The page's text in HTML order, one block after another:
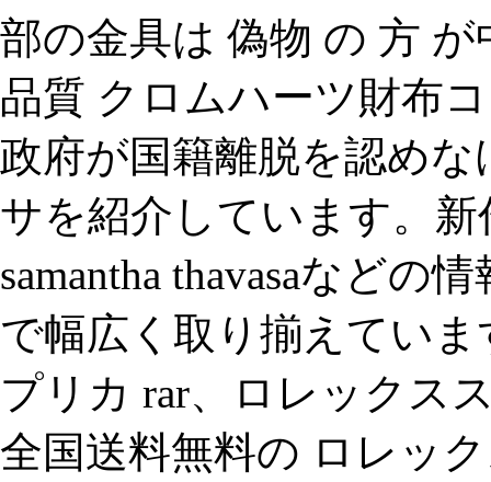
部の金具は 偽物 の 方
品質 クロムハーツ財布
政府が国籍離脱を認め
サを紹介しています。
samantha thavasaなどの
で幅広く取り揃えてい
プリカ rar、ロレックス
全国送料無料の ロレッ